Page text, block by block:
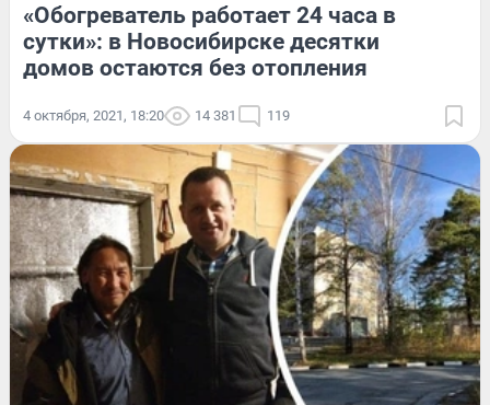
«Обогреватель работает 24 часа в
сутки»: в Новосибирске десятки
домов остаются без отопления
4 октября, 2021, 18:20 14 381 119